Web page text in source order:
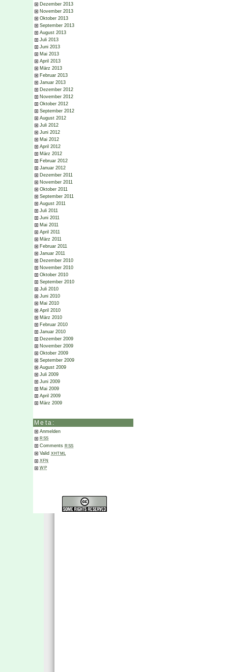
Dezember 2013
November 2013
Oktober 2013
September 2013
August 2013
Juli 2013
Juni 2013
Mai 2013
April 2013
März 2013
Februar 2013
Januar 2013
Dezember 2012
November 2012
Oktober 2012
September 2012
August 2012
Juli 2012
Juni 2012
Mai 2012
April 2012
März 2012
Februar 2012
Januar 2012
Dezember 2011
November 2011
Oktober 2011
September 2011
August 2011
Juli 2011
Juni 2011
Mai 2011
April 2011
März 2011
Februar 2011
Januar 2011
Dezember 2010
November 2010
Oktober 2010
September 2010
Juli 2010
Juni 2010
Mai 2010
April 2010
März 2010
Februar 2010
Januar 2010
Dezember 2009
November 2009
Oktober 2009
September 2009
August 2009
Juli 2009
Juni 2009
Mai 2009
April 2009
März 2009
Meta:
Anmelden
RSS
Comments RSS
Valid XHTML
XFN
WP